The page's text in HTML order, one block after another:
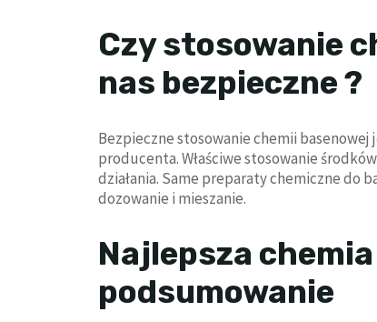
Czy stosowanie
nas bezpieczne ?
Bezpieczne stosowanie chemii
producenta. Właściwe stosowanie
działania. Same preparaty chemiczne do
dozowanie i mieszanie.
Najlepsza
podsumowanie